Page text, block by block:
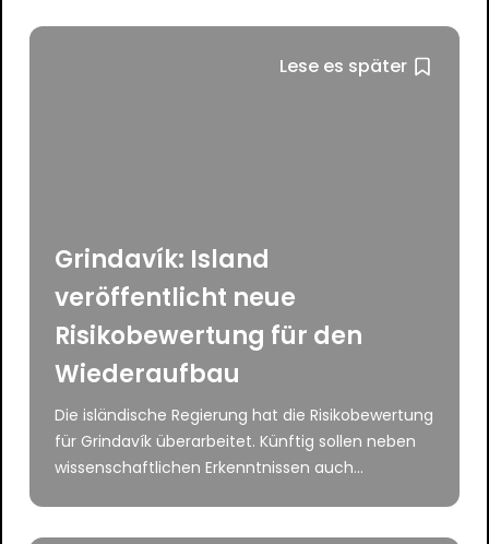
Lese es später
Grindavík: Island
veröffentlicht neue
Risikobewertung für den
Wiederaufbau
Die isländische Regierung hat die Risikobewertung
für Grindavík überarbeitet. Künftig sollen neben
wissenschaftlichen Erkenntnissen auch...